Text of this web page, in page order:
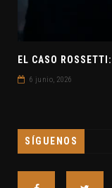
6 junio, 2026
SÍGUENOS